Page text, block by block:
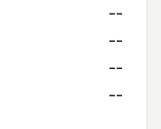
--
--
--
--